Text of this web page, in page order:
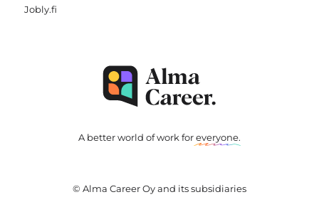
Jobly.fi
A better world of work foreveryone.
© Alma Career Oy and its subsidiaries